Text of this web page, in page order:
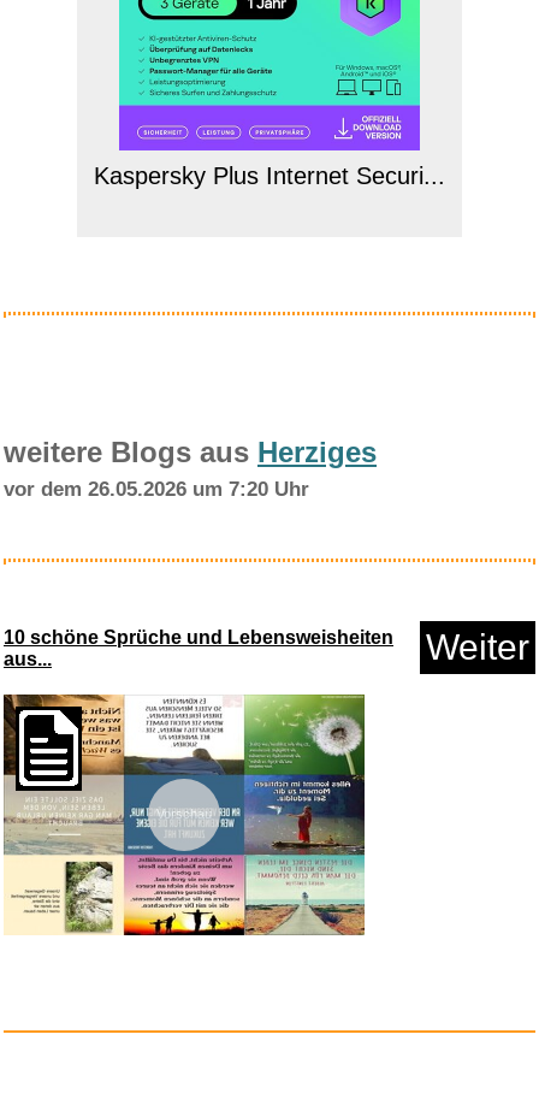
Kaspersky Plus Internet Securi...
weitere Blogs aus Herziges
vor dem 26.05.2026 um 7:20 Uhr
10 schöne Sprüche und Lebensweisheiten
aus...
Weiter
Vorschau